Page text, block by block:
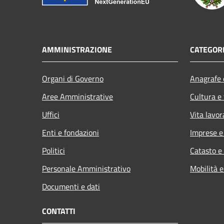
AMMINISTRAZIONE
Organi di Governo
Aree Amministrative
Uffici
Enti e fondazioni
Politici
Personale Amministrativo
Documenti e dati
Cultura
Vita
Imprese
Catasto
Mobilità
CONTATTI